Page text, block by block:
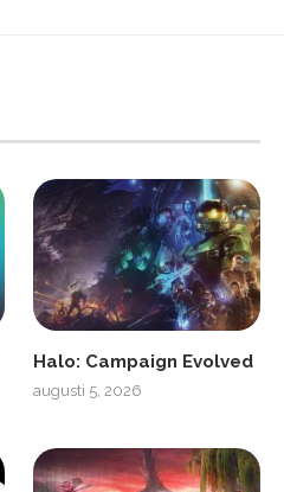
Halo: Campaign Evolved
augusti 5, 2026